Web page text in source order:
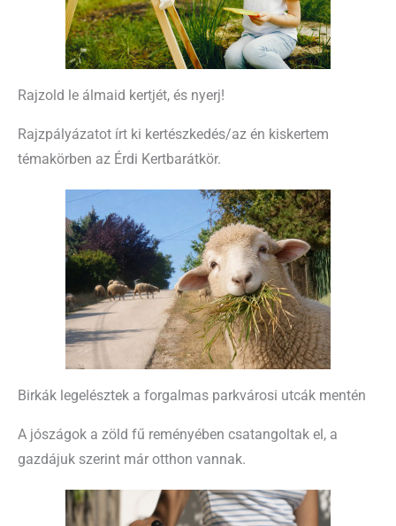
Rajzold le álmaid kertjét, és nyerj!
Rajzpályázatot írt ki kertészkedés/az én kiskertem
témakörben az Érdi Kertbarátkör.
Birkák legelésztek a forgalmas parkvárosi utcák mentén
A jószágok a zöld fű reményében csatangoltak el, a
gazdájuk szerint már otthon vannak.